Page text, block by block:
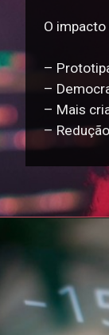
O
–
–
– Mais
–